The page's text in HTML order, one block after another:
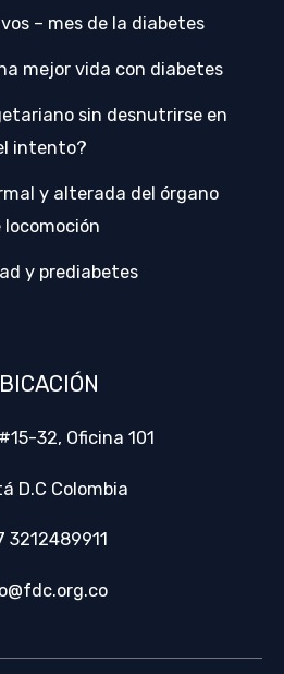
– mes de la diabetes
mejor vida con diabetes
sin desnutrirse en
intento?
y alterada del órgano
locomoción
y prediabetes
32, Oficina 101
D.C Colombia
3212489911